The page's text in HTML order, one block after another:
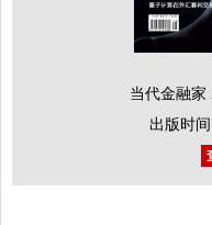
当代金融家
出版时